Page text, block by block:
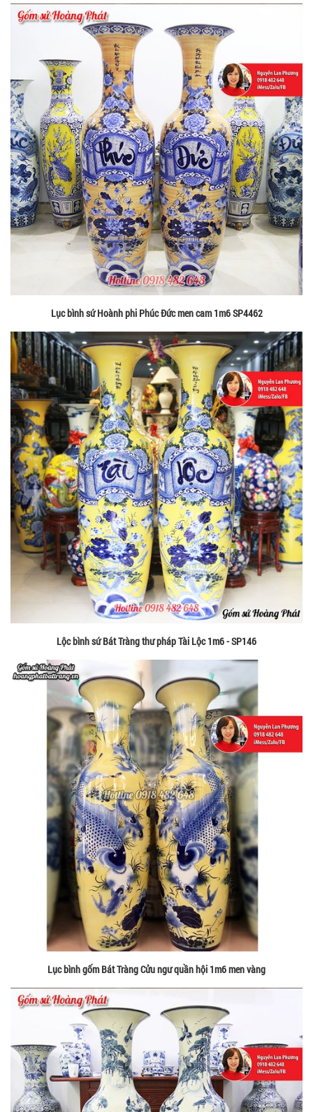
Lục bình sứ Hoành phi Phúc Đức men cam 1m6 SP4462
Lộc bình sứ Bát Tràng thư pháp Tài Lộc 1m6 - SP146
Lục bình gốm Bát Tràng Cửu ngư quần hội 1m6 men vàng